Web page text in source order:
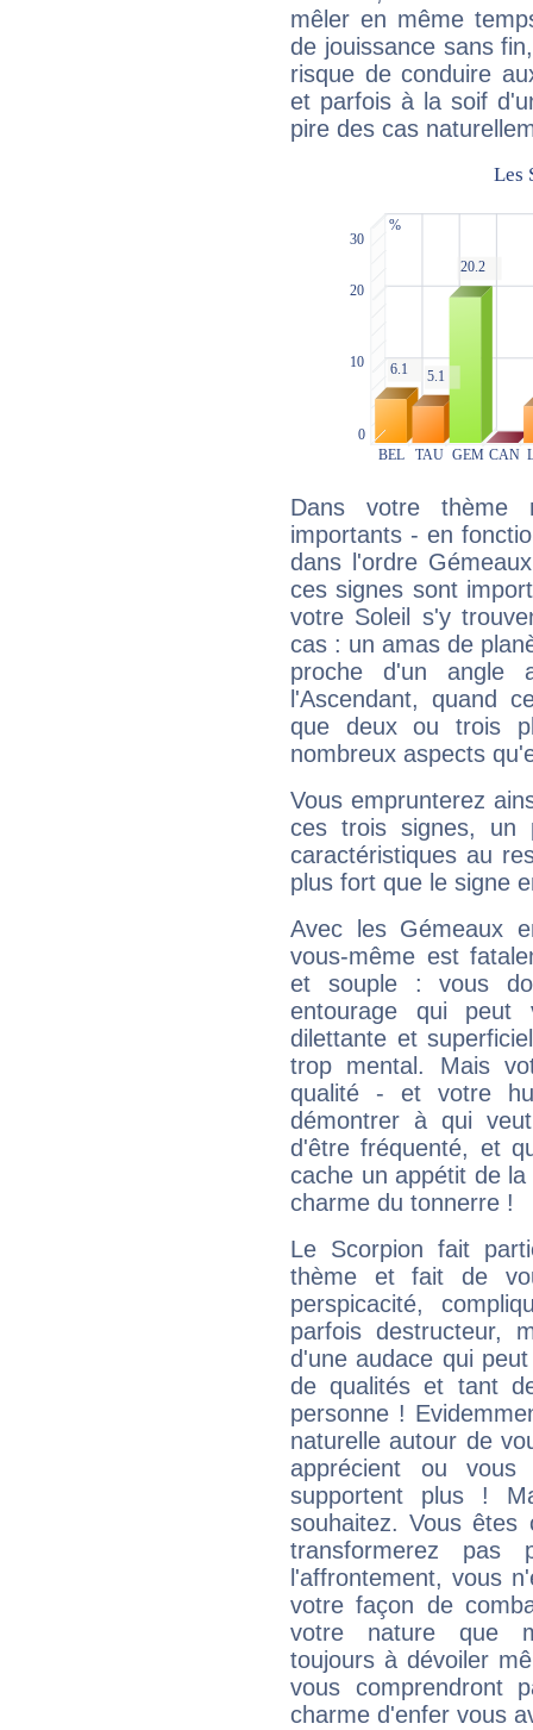
mêler en même
de jouissance sans
risque de conduire
et parfois à la soif
pire des cas
Dans votre thème
importants - en
dans l'ordre
ces signes sont
votre Soleil s'y
cas : un amas de
proche d'un
l'Ascendant, quand
que deux ou trois
nombreux aspects
Vous emprunterez
ces trois signes, un
caractéristiques au
plus fort que le signe
Avec les Gémeaux
vous-même est
et souple : vous
entourage qui
dilettante et
trop mental. Mais
qualité - et votre
démontrer à qui
d'être fréquenté, et
cache un appétit de
charme du tonnerre !
Le Scorpion fait
thème et fait de
perspicacité,
parfois destructeur,
d'une audace qui
de qualités et tant
personne !
naturelle autour de
apprécient ou
supportent plus !
souhaitez. Vous
transformerez
l'affrontement, vous
votre façon de
votre nature que
toujours à dévoiler
vous comprendront
charme d'enfer vous